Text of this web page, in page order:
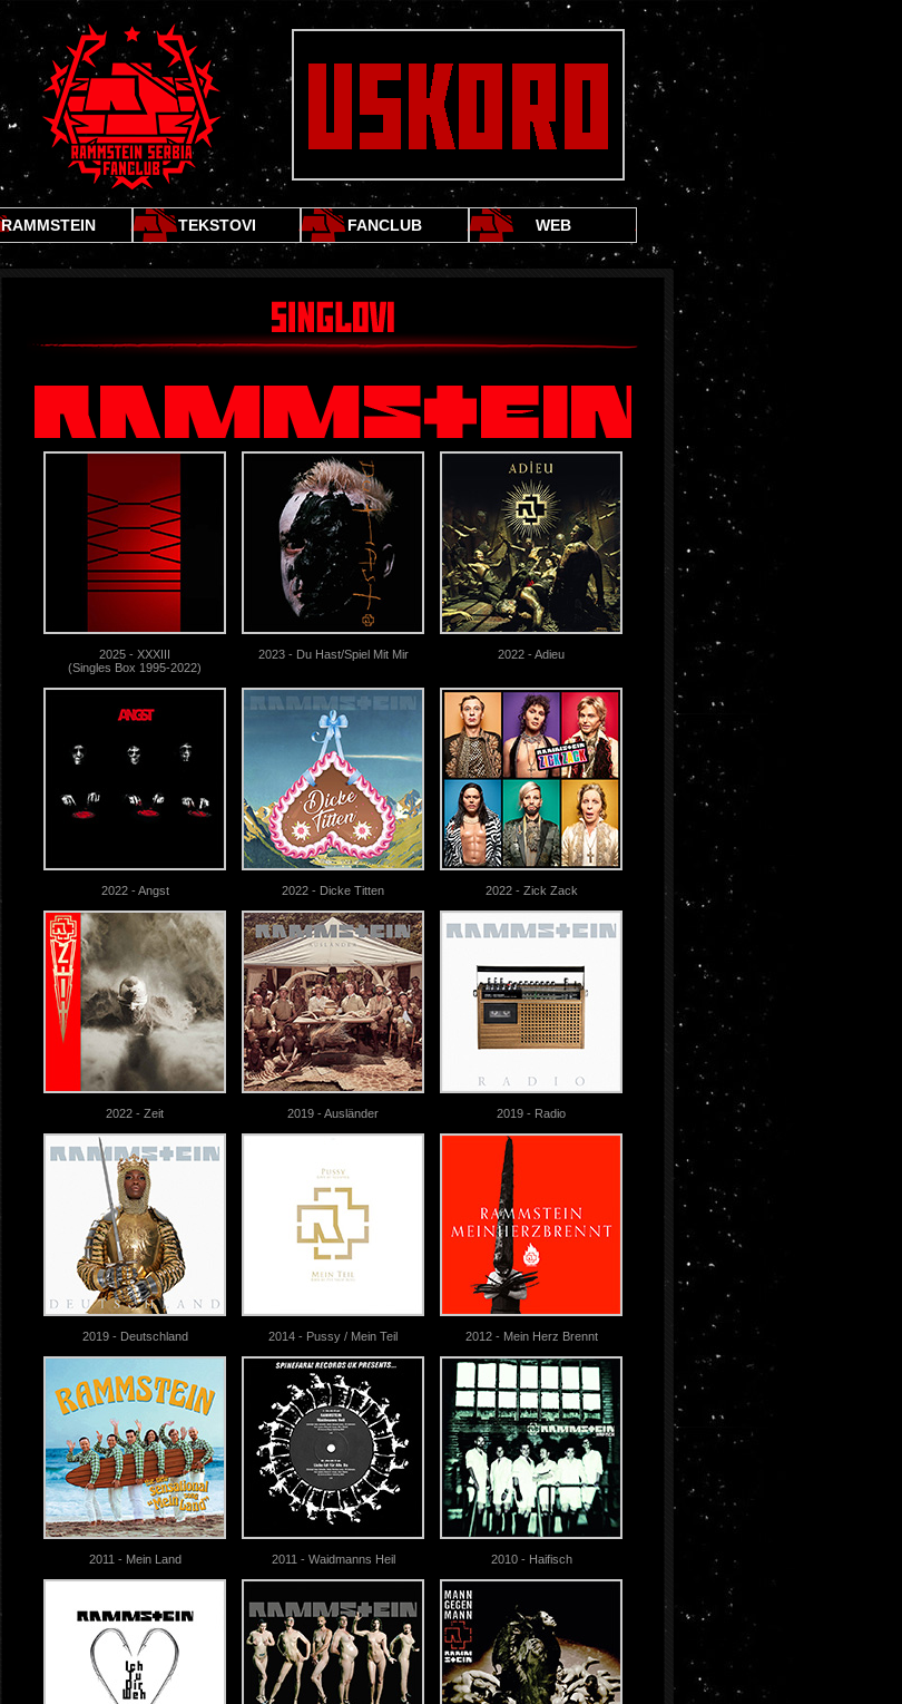
RAMMSTEIN TEKSTOVI FANCLUB WEB
2025 - XXXIII
(Singles Box 1995-2022)
2023 - Du Hast/Spiel Mit Mir 2022 - Adieu
2022 - Angst 2022 - Dicke Titten 2022 - Zick Zack
2022 - Zeit 2019 - Ausländer 2019 - Radio
2019 - Deutschland 2014 - Pussy / Mein Teil 2012 - Mein Herz Brennt
2011 - Mein Land 2011 - Waidmanns Heil 2010 - Haifisch